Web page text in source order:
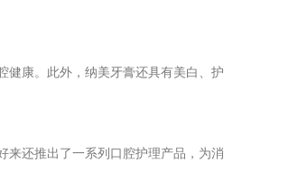
健康。此外，纳美牙膏还具有美白、护
来还推出了一系列口腔护理产品，为消